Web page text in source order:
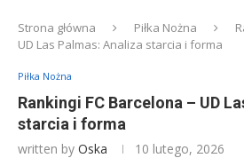
Strona główna Piłka Nożna
UD Las Palmas: Analiza starcia i forma
Piłka Nożna
Rankingi FC Barcelona – UD
starcia i forma
written by Oska 10 lutego, 2026